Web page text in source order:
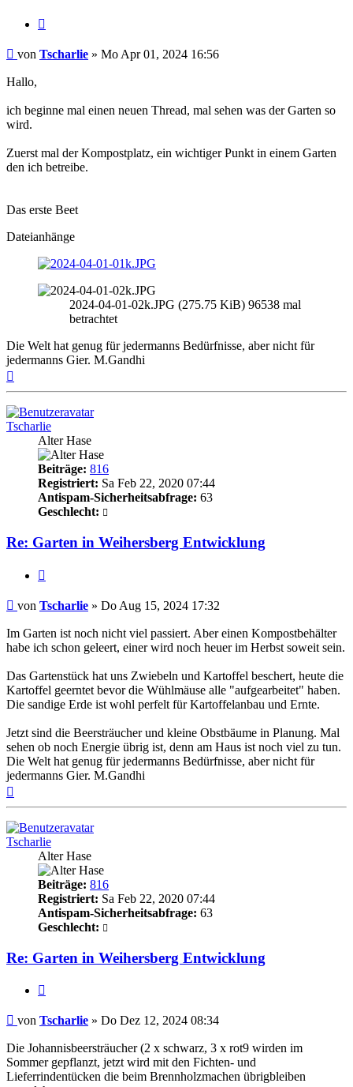
Beitrag
von Tscharlie » Mo Apr 01, 2024 16:56
Hallo,
ich beginne mal einen neuen Thread, mal sehen was der Garten so
wird.
Zuerst mal der Kompostplatz, ein wichtiger Punkt in einem Garten
den ich betreibe.
Das erste Beet
Dateianhänge
2024-04-01-02k.JPG (275.75 KiB) 96538 mal
betrachtet
Die Welt hat genug für jedermanns Bedürfnisse, aber nicht für
jedermanns Gier. M.Gandhi
oben
Tscharlie
Alter Hase
Beiträge: 816
Registriert: Sa Feb 22, 2020 07:44
Antispam-Sicherheitsabfrage: 63
Geschlecht:
Re: Garten in Weihersberg Entwicklung
Beitrag
von Tscharlie » Do Aug 15, 2024 17:32
Im Garten ist noch nicht viel passiert. Aber einen Kompostbehälter
habe ich schon geleert, einer wird noch heuer im Herbst soweit sein.
Das Gartenstück hat uns Zwiebeln und Kartoffel beschert, heute die
Kartoffel geerntet bevor die Wühlmäuse alle "aufgearbeitet" haben.
Die sandige Erde ist wohl perfelt für Kartoffelanbau und Ernte.
Jetzt sind die Beersträucher und kleine Obstbäume in Planung. Mal
sehen ob noch Energie übrig ist, denn am Haus ist noch viel zu tun.
Die Welt hat genug für jedermanns Bedürfnisse, aber nicht für
jedermanns Gier. M.Gandhi
Tscharlie
Alter Hase
Beiträge: 816
Registriert: Sa Feb 22, 2020 07:44
Antispam-Sicherheitsabfrage: 63
Geschlecht:
Re: Garten in Weihersberg Entwicklung
Beitrag
von Tscharlie » Do Dez 12, 2024 08:34
Die Johannisbeersträucher (2 x schwarz, 3 x rot9 wirden im
Sommer gepflanzt, jetzt wird mit den Fichten- und
Lieferrindentücken die beim Brennholzmachen übrigbleiben